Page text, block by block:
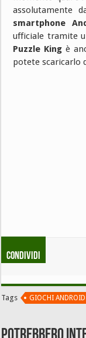
assolutamente
smartphone
ufficiale tramite
Puzzle King è
potete scaricarlo
Condividi
Tags GIOCHI ANDROID